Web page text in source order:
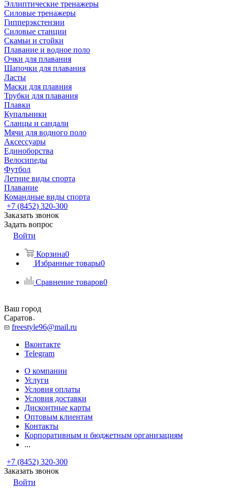
Эллиптические тренажеры
Силовые тренажеры
Гипперэкстензии
Силовые станции
Скамьи и стойки
Плавание и водное поло
Очки для плавания
Шапочки для плавания
Ласты
Маски для плавния
Трубки для плавания
Плавки
Купальники
Сланцы и сандали
Мячи для водного поло
Аксессуары
Единоборства
Велосипеды
Футбол
Летние виды спорта
Плавание
Командные виды спорта
+7 (8452) 320-300
Заказать звонок
Задать вопрос
Войти
Корзина0
Избранные товары0
Сравнение товаров0
Ваш город
Саратов
freestyle96@mail.ru
Вконтакте
Telegram
О компании
Услуги
Условия оплаты
Условия доставки
Дисконтные карты
Оптовым клиентам
Контакты
Корпоративным и бюджетным организациям
...
+7 (8452) 320-300
Заказать звонок
Войти